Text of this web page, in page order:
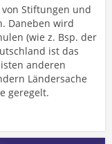
Stiftungen und
Daneben wird
(wie z. Bsp. der
ist das
anderen
Ländersache
geregelt.